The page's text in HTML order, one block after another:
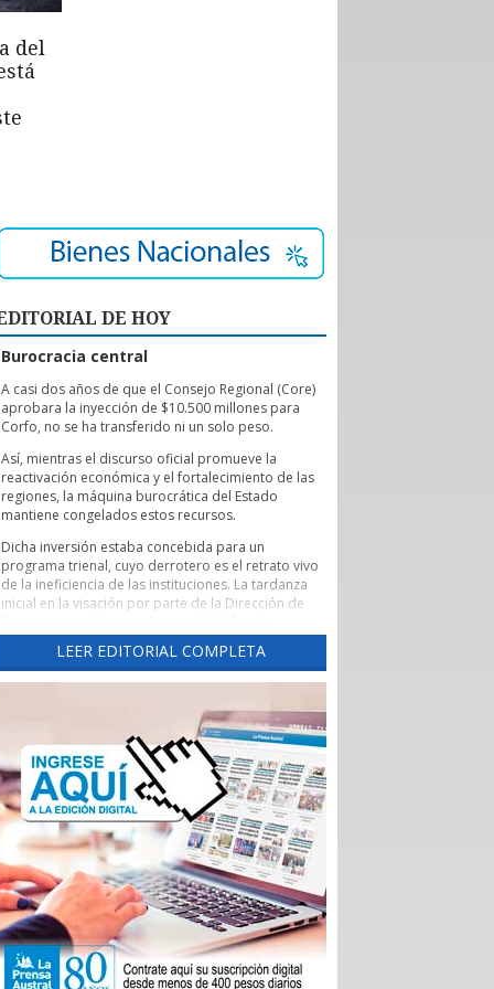
del
DE HOY
Burocracia central
A casi dos años de que el Consejo Regional (Core)
aprobara la inyección de $10.500 millones para
Corfo, no se ha transferido ni un solo peso.
Así, mientras el discurso oficial promueve la
reactivación económica y el fortalecimiento de las
regiones, la máquina burocrática del Estado
mantiene congelados estos recursos.
Dicha inversión estaba concebida para un
programa trienal, cuyo derrotero es el retrato vivo
de la ineficiencia de las instituciones. La tardanza
inicial en la visación por parte de la Dirección de
someter nuevamente los fondos a votación en
2025 ante un Core renovado por las elecciones.
Tras un rechazo inicial y su posterior
empantanado en una interminable maraña de
objeciones y revisiones de la Contraloría General
de la República.
Suelen verse estos roces entre ministerios,
gobernaciones y la Contraloría como lejanas
batallas leguleyas que solo interesan a la clase
política. Sin embargo, en una región como
Magallanes, la parálisis de los recursos públicos
tiene una traslación directa a la economía regional.
El plan de Corfo estaba diseñado para atender a
un universo de 1.485 empresas y emprendedores
locales que tributan en primera categoría. Cada
uno de estos proyectos representaba una fuente
de empleo directo o una cadena de
LEER EDITORIAL COMPLETA